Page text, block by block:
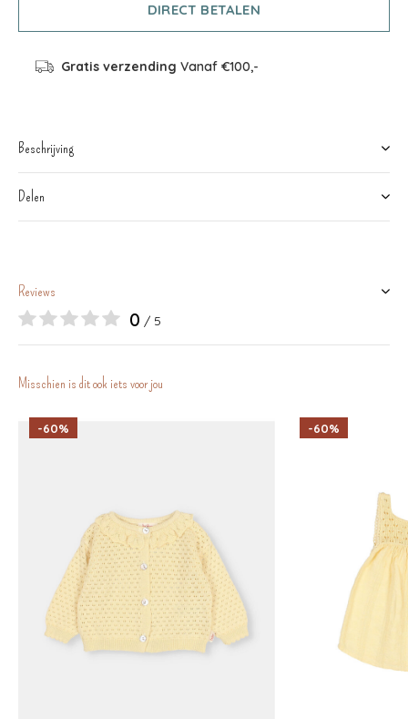
DIRECT BETALEN
Gratis verzending Vanaf €100,-
Beschrijving
Delen
Reviews
0 / 5
Misschien is dit ook iets voor jou
-60% -60%